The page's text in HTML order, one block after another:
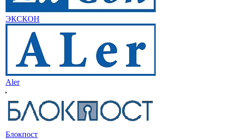
ЭКСКОН
Aler
Блокпост